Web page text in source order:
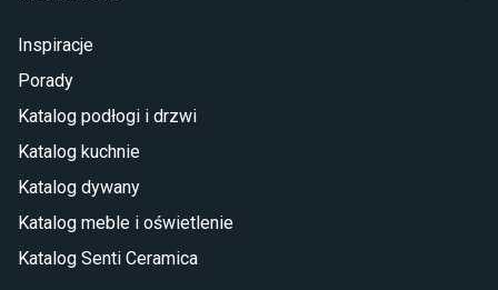
Inspiracje
Porady
Katalog podłogi i drzwi
Katalog kuchnie
Katalog dywany
Katalog meble i oświetlenie
Katalog Senti Ceramica